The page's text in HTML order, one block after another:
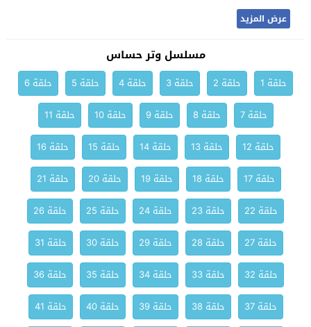
عرض المزيد
مسلسل وتر حساس
حلقة 1 حلقة 2 حلقة 3 حلقة 4 حلقة 5
حلقة 6
حلقة 7
حلقة 8 حلقة 9 حلقة 10
حلقة 11
حلقة 12
حلقة 13 حلقة 14 حلقة 15
حلقة 16
حلقة 17
حلقة 18 حلقة 19 حلقة 20
حلقة 21
حلقة 22
حلقة 23 حلقة 24 حلقة 25
حلقة 26
حلقة 27
حلقة 28 حلقة 29 حلقة 30
حلقة 31
حلقة 32
حلقة 33 حلقة 34 حلقة 35
حلقة 36
حلقة 37
حلقة 38 حلقة 39 حلقة 40
حلقة 41